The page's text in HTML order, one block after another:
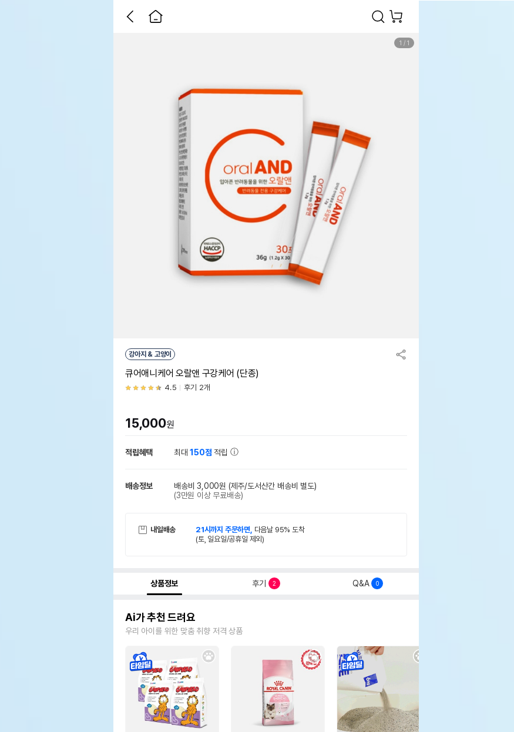
1 / 1
강아지 & 고양이
큐어애니케어 오랄앤 구강케어 (단종)
4.5 후기 2개
15,000원
적립혜택 최대150점 적립
배송정보 배송비 3,000원 (제주/도서산간 배송비 별도)
(3만원 이상 무료배송)
내일배송 21시까지 주문하면, 다음날 95% 도착
(토, 일요일/공휴일 제외)
상품정보 후기 2 Q&A 0
Ai가 추천 드려요
우리 아이를 위한 맞춤 취향 저격 상품